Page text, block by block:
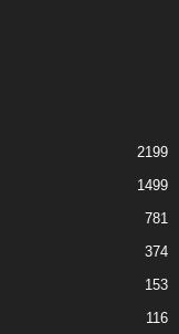
2199
1499
781
374
153
116